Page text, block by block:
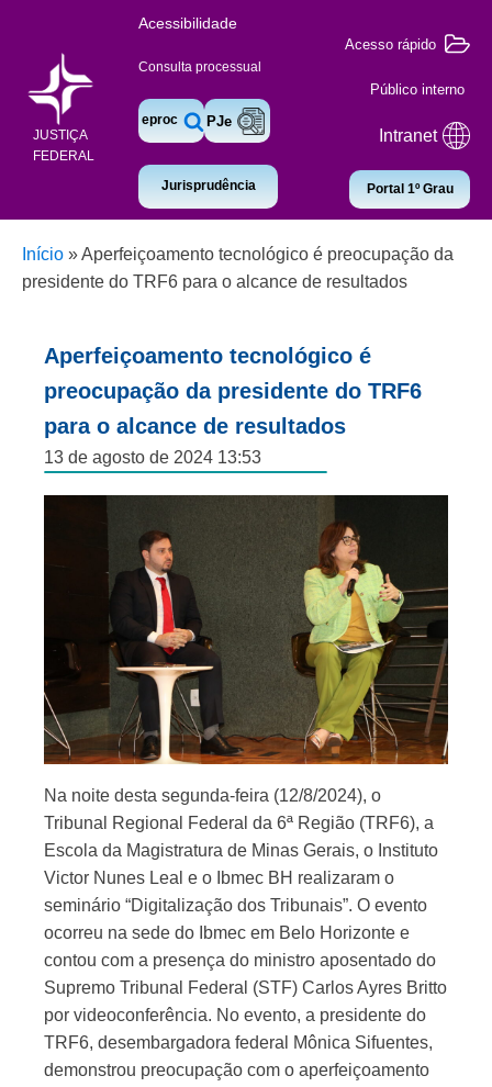
JUSTIÇA
FEDERAL
Acessibilidade
Consulta processual
eproc PJe
Jurisprudência
Acesso rápido
Público interno
Intranet
Portal 1º Grau
Início »Aperfeiçoamento tecnológico é preocupação da
presidente do TRF6 para o alcance de resultados
Aperfeiçoamento tecnológico é
preocupação da presidente do TRF6
para o alcance de resultados
13 de agosto de 2024 13:53
Na noite desta segunda-feira (12/8/2024), o
Tribunal Regional Federal da 6ª Região (TRF6), a
Escola da Magistratura de Minas Gerais, o Instituto
Victor Nunes Leal e o Ibmec BH realizaram o
seminário “Digitalização dos Tribunais”. O evento
ocorreu na sede do Ibmec em Belo Horizonte e
contou com a presença do ministro aposentado do
Supremo Tribunal Federal (STF) Carlos Ayres Britto
por videoconferência. No evento, a presidente do
TRF6, desembargadora federal Mônica Sifuentes,
demonstrou preocupação com o aperfeiçoamento